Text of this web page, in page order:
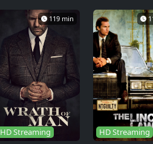
119 min
HD Streaming HD Streaming